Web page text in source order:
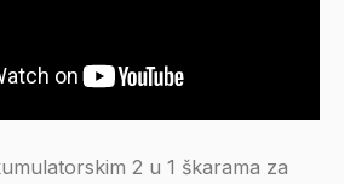
2 u 1 škarama za